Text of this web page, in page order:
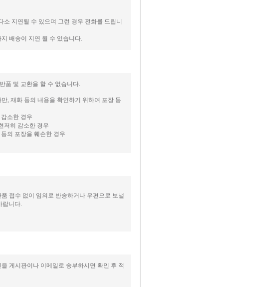
지연될 수 있으며 그런 경우 전화를 드립니
배송이 지연 될 수 있습니다.
품 및 교환을 할 수 없습니다.
, 재화 등의 내용을 확인하기 위하여 포장 등
소한 경우
저히 감소한 경우
의 포장을 훼손한 경우
접수 없이 임의로 반송하거나 우편으로 보낼
랍니다.
게시판이나 이메일로 송부하시면 확인 후 적